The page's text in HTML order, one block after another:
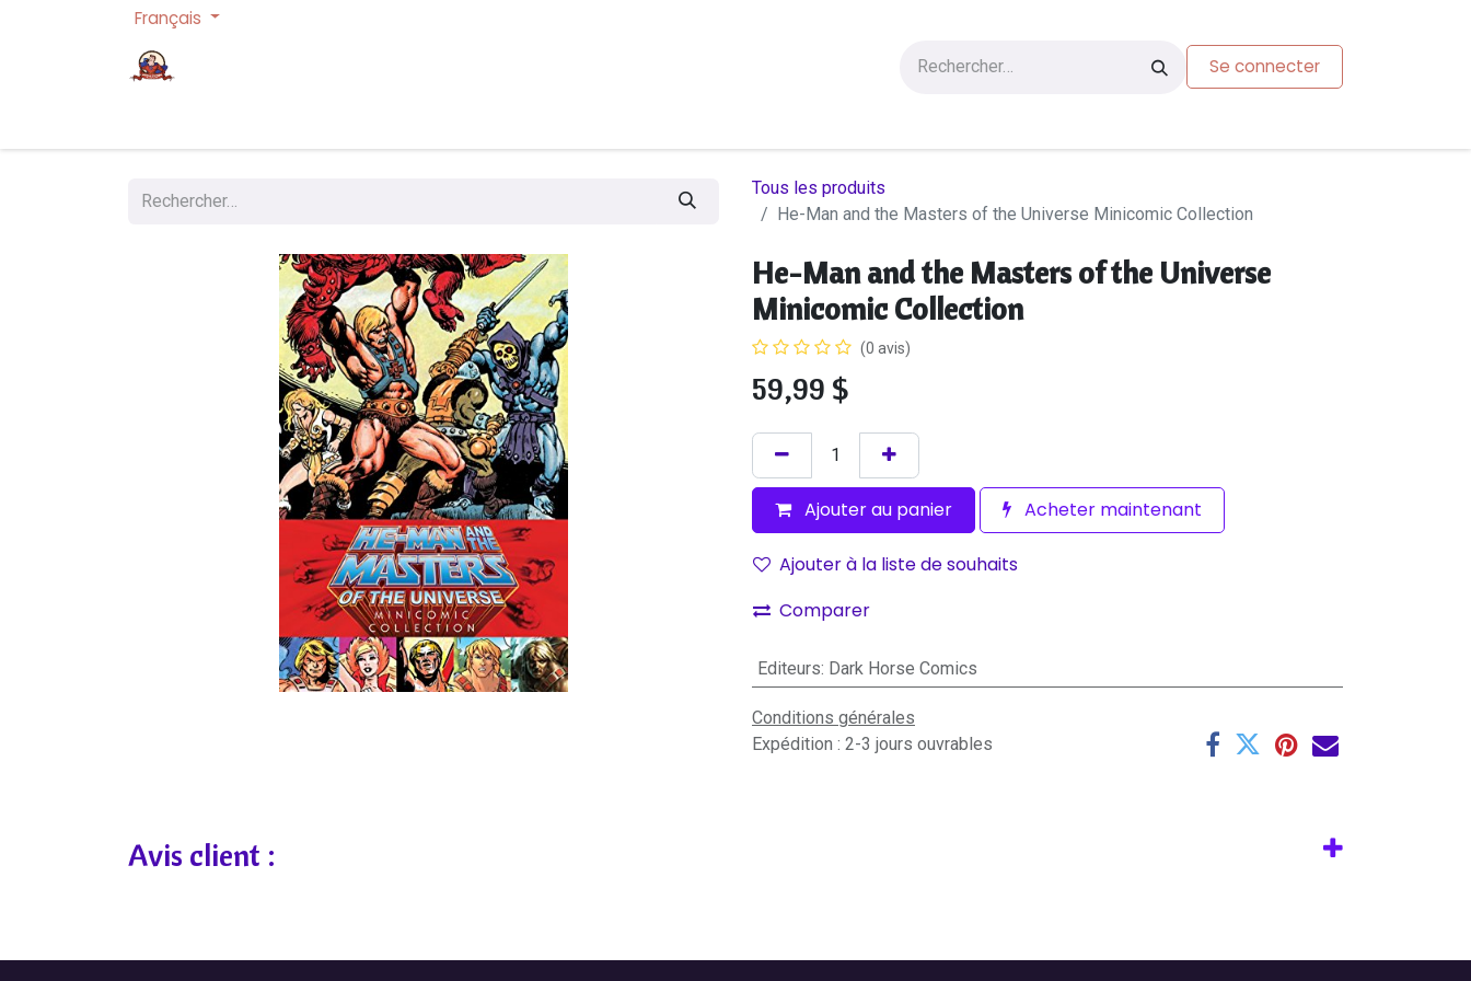
Français
Se connecter
Tous les produits
He-Man and the Masters of the Universe Minicomic Collection
He-Man and the Masters of the Universe
Minicomic Collection
(0 avis)
59,99 $
Ajouter au panier Acheter maintenant
Ajouter à la liste de souhaits
Comparer
Editeurs: Dark Horse Comics
Conditions générales
Expédition : 2-3 jours ouvrables
Avis client :